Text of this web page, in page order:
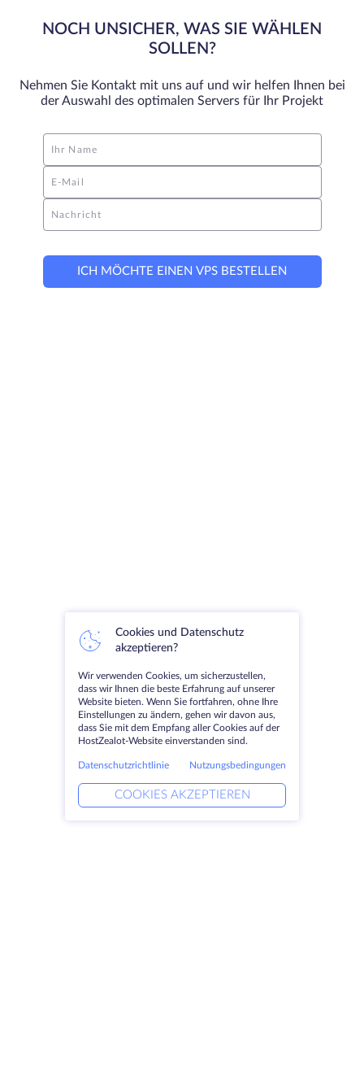
NOCH UNSICHER, WAS SIE WÄHLEN
SOLLEN?
Nehmen Sie Kontakt mit uns auf und wir helfen Ihnen bei
der Auswahl des optimalen Servers für Ihr Projekt
Ihr Name
E-Mail
Nachricht
ICH MÖCHTE EINEN VPS BESTELLEN
Cookies und Datenschutz
akzeptieren?
Wir verwenden Cookies, um sicherzustellen,
dass wir Ihnen die beste Erfahrung auf unserer
Website bieten. Wenn Sie fortfahren, ohne Ihre
Einstellungen zu ändern, gehen wir davon aus,
dass Sie mit dem Empfang aller Cookies auf der
HostZealot-Website einverstanden sind.
Datenschutzrichtlinie Nutzungsbedingungen
COOKIES AKZEPTIEREN